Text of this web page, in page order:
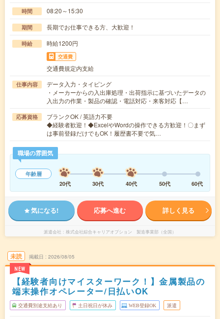
時間 08:20～15:30
期間 長期でお仕事できる方、大歓迎！
時給 時給1200円
交通費
交通費規定内支給
仕事内容
データ入力・タイピング
・メーカーからの入出庫処理・出荷指示に基づいたデータの
入出力の作業・製品の確認・電話対応・来客対応【…
応募資格
ブランクOK / 英語力不要
◆経験者歓迎！◆ExcelやWordの操作できる方歓迎！〇まず
は事前登録だけでもOK！履歴書不要で気…
職場の雰囲気
年齢層
20代
30代 40代 50代 60代
気になる! 応募へ進む 詳しく見る
派遣会社 株式会社綜合キャリアオプション 製造事業部（全国）
未読
NEW
掲載日 2026/08/05
【経験者向けマイスターワーク！】金属製品の
端末操作オペレーター/日払いOK
交通費別途支給あり 土日祝日が休み WEB登録OK 派遣